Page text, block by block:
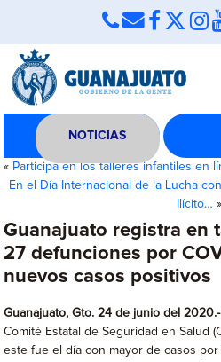
NOTICIAS
« Participa en los talleres infantiles en
En el Día Internacional de la Lucha
Ilícito… »
Guanajuato registra en
27 defunciones por
nuevos casos positivos
Guanajuato, Gto. 24 de junio del 2020.-
Comité Estatal de Seguridad en Salud
este fue el día con mayor de casos